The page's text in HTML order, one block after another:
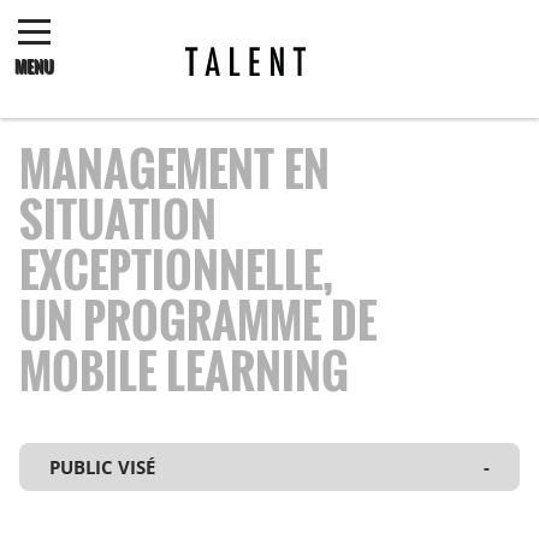
MENU
MANAGEMENT EN
SITUATION
EXCEPTIONNELLE,
UN PROGRAMME DE
MOBILE LEARNING
PUBLIC VISÉ -